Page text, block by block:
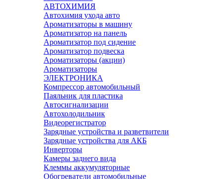
АВТОХИМИЯ
Автохимия ухода авто
Ароматизаторы в машину
Ароматизатор на панель
Ароматизатор под сидение
Ароматизатор подвеска
Ароматизаторы (акции)
Ароматизаторы
ЭЛЕКТРОНИКА
Компрессор автомобильный
Паяльник для пластика
Автосигнализации
Автохолодильник
Видеорегистратор
Зарядные устройства и разветвители
Зарядные устройства для АКБ
Инверторы
Камеры заднего вида
Клеммы аккумуляторные
Обогреватели автомобильные